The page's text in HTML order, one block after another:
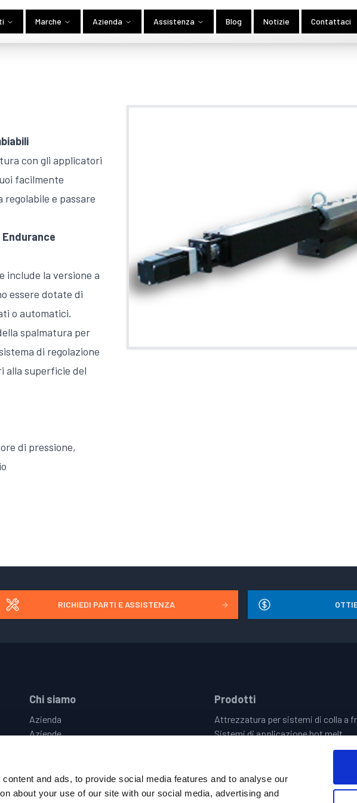
and ads, to provide social media features and to analyse our
about your use of our site with our social media, advertising and
Marche Azienda Assistenza Blog Notizie Contattaci
con gli applicatori
facilmente
e passare
include la versione a
essere dotate di
o automatici.
spalmatura per
di regolazione
alla superficie del
di pressione,
RICHIEDI PARTI E ASSISTENZA →
Chi siamo
Azienda
Aziende
Opportunità di Lavoro
Politica Sulla Privacy
Prodotti
Attrezzatura per sistemi di colla a
Sistemi di applicazione hot melt
Vision & Quality Assurance Systems
Sistemi Di Incollaggio Centrale |
Hot & Cold Glue Hand Guns